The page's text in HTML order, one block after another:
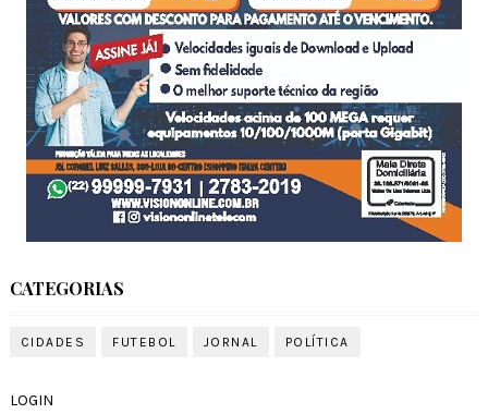
CATEGORIAS
CIDADES FUTEBOL JORNAL POLÍTICA
LOGIN